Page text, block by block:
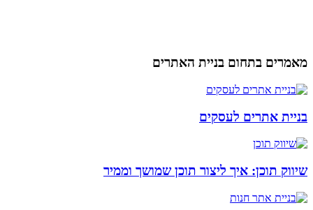
מאמרים בתחום בניית האתרים
בניית אתרים לעסקים
שיווק תוכן: איך ליצור תוכן שמושך וממיר